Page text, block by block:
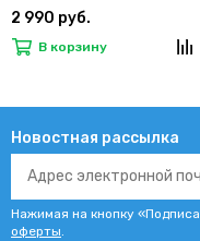
720057-1)
2 990 руб.
В корзину
Новостная рассылка
Нажимая на кнопку
оферты.